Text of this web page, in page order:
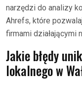
narzędzi do analizy
Ahrefs, które
firmami działającymi
Jakie błędy
lokalnego w